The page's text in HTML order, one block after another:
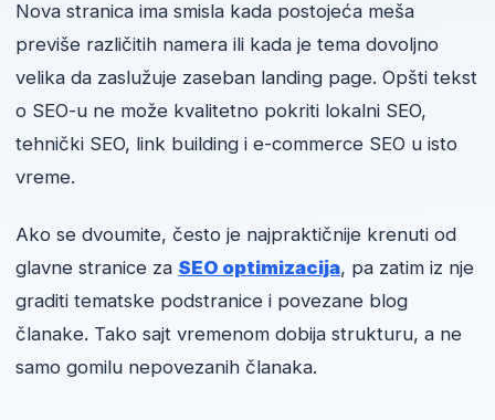
Nova stranica ima smisla kada postojeća meša
previše različitih namera ili kada je tema dovoljno
velika da zaslužuje zaseban landing page. Opšti tekst
o SEO-u ne može kvalitetno pokriti lokalni SEO,
tehnički SEO, link building i e-commerce SEO u isto
vreme.
Ako se dvoumite, često je najpraktičnije krenuti od
glavne stranice za SEO optimizacija, pa zatim iz nje
graditi tematske podstranice i povezane blog
članake. Tako sajt vremenom dobija strukturu, a ne
samo gomilu nepovezanih članaka.